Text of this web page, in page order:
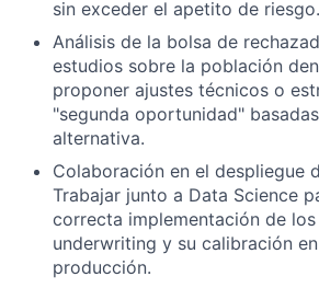
sin exceder el apetito de riesgo.
Análisis de la bolsa de
estudios sobre la población
proponer ajustes técnicos o
"segunda oportunidad"
alternativa.
Colaboración en el despliegue
Trabajar junto a Data Science
correcta implementación de
underwriting y su calibración
producción.